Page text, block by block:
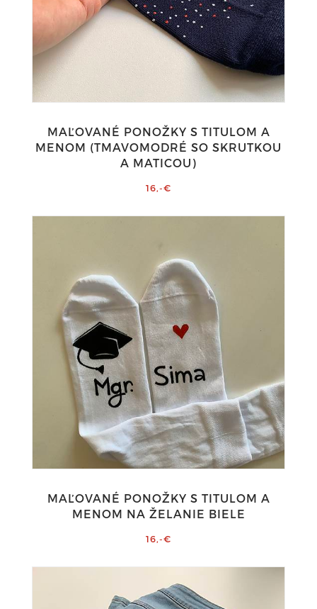
MAĽOVANÉ PONOŽKY S TITULOM A
MENOM (TMAVOMODRÉ SO SKRUTKOU
A MATICOU)
16,-€
MAĽOVANÉ PONOŽKY S TITULOM A
MENOM NA ŽELANIE BIELE
16,-€